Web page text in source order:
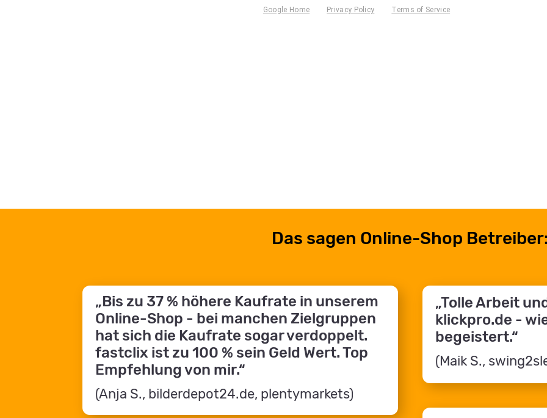
Das sagen Online-Shop
„Bis zu 37 % höhere Kaufrate in unserem
Online-Shop - bei manchen Zielgruppen
hat sich die Kaufrate sogar verdoppelt.
fastclix ist zu 100 % sein Geld Wert. Top
Empfehlung von mir.“
(Anja S., bilderdepot24.de, plentymarkets)
„Tolle Arbeit
klickpro.de -
begeistert.“
(Maik S.,